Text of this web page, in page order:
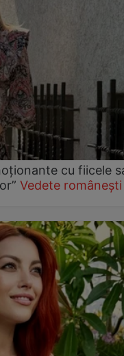
cu fiicele
Vedete românești